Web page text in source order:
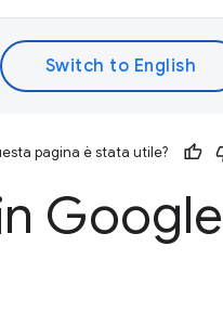
pagina è stata utile?
Google